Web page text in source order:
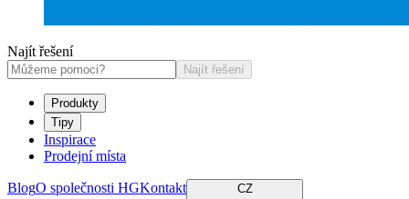
Najít řešení
Najít řešení
Produkty
Tipy
Inspirace
Prodejní místa
BlogO společnosti HGKontakt CZ